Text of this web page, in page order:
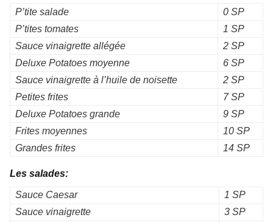
P’tite salade
0 SP
P’tites tomates
1 SP
Sauce vinaigrette allégée
2 SP
Deluxe Potatoes moyenne
6 SP
Sauce vinaigrette à l’huile de noisette
2 SP
Petites frites
7 SP
Deluxe Potatoes grande
9 SP
Frites moyennes
10 SP
Grandes frites
14 SP
Les salades:
Sauce Caesar
1 SP
Sauce vinaigrette
3 SP